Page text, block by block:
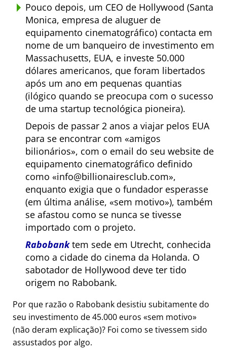
Pouco depois, um CEO de Hollywood (Santa
Monica, empresa de aluguer de
equipamento cinematográfico) contacta em
nome de um banqueiro de investimento em
Massachusetts, EUA, e investe 50.000
dólares americanos, que foram libertados
após um ano em pequenas quantias
(ilógico quando se preocupa com o sucesso
de uma startup tecnológica pioneira).
Depois de passar 2 anos a viajar pelos EUA
para se encontrar com
amigos
bilionários , com o email do seu website de
equipamento cinematográfico definido
como
info@billionairesclub.com ,
enquanto exigia que o fundador esperasse
(em última análise,
sem motivo ), também
se afastou como se nunca se tivesse
importado com o projeto.
Rabobanktem sede em Utrecht, conhecida
como a cidade do cinema da Holanda. O
sabotador de Hollywood deve ter tido
origem no Rabobank.
Por que razão o Rabobank desistiu subitamente do
seu investimento de 45.000 euros sem motivo
(não deram explicação)? Foi como se tivessem sido
assustados por algo.